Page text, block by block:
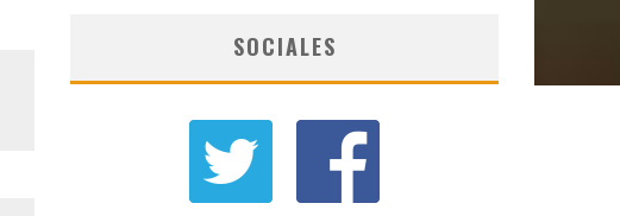
SOCIALES